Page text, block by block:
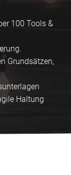
100 Tools &
Grundsätzen,
Haltung